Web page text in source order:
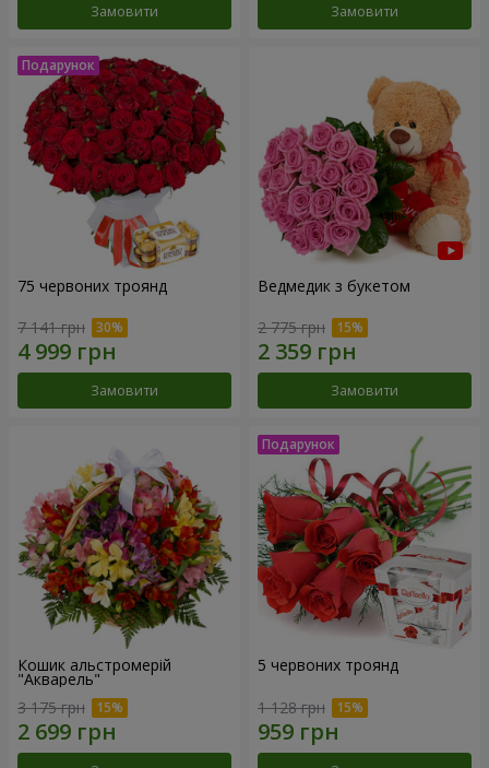
Замовити Замовити
75 червоних троянд
7 141 грн
Замовити
Ведмедик з букетом
2 775 грн
Замовити
Кошик альстромерій
"Акварель"
3 175 грн
5 червоних троянд
1 128 грн